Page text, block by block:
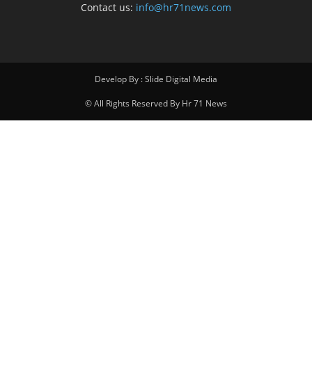
Contact us: info@hr71news.com
Develop By : Slide Digital Media
© All Rights Reserved By Hr 71 News